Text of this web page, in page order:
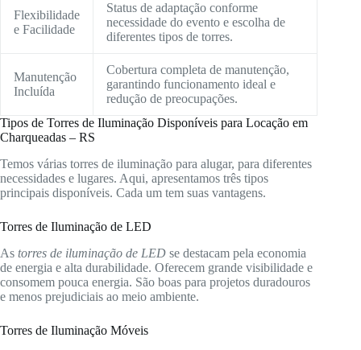
Flexibilidade
e Facilidade
Status de adaptação conforme
necessidade do evento e escolha de
diferentes tipos de torres.
Manutenção
Incluída
Cobertura completa de manutenção,
garantindo funcionamento ideal e
redução de preocupações.
Tipos de Torres de Iluminação Disponíveis para Locação em
Charqueadas – RS
Temos várias torres de iluminação para alugar, para diferentes
necessidades e lugares. Aqui, apresentamos três tipos
principais disponíveis. Cada um tem suas vantagens.
Torres de Iluminação de LED
As torres de iluminação de LED se destacam pela economia
de energia e alta durabilidade. Oferecem grande visibilidade e
consomem pouca energia. São boas para projetos duradouros
e menos prejudiciais ao meio ambiente.
Torres de Iluminação Móveis